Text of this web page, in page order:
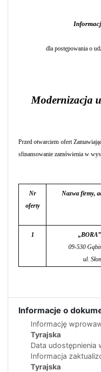
dla postępowania o
Modernizacja
Przed otwarciem ofert
sfinansowanie zamówienia w
Nr
oferty
Nazwa firmy,
1
09-530
ul.
Informacje o
Informację
Tyrajska
Data udostępnienia
Informacja
Tyrajska